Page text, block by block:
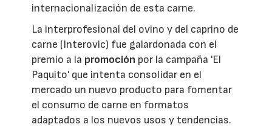
internacionalización de esta carne.
La interprofesional del ovino y del caprino de
carne (Interovic) fue galardonada con el
premio a la promoción por la campaña 'El
Paquito' que intenta consolidar en el
mercado un nuevo producto para fomentar
el consumo de carne en formatos
adaptados a los nuevos usos y tendencias.